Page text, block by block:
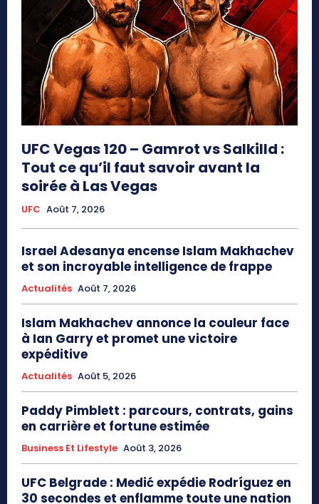
UFC Vegas 120 – Gamrot vs Salkilld :
Tout ce qu’il faut savoir avant la
soirée à Las Vegas
UFC Août 7, 2026
Israel Adesanya encense Islam Makhachev
et son incroyable intelligence de frappe
Actualités Août 7, 2026
Islam Makhachev annonce la couleur face
à Ian Garry et promet une victoire
expéditive
Actualités Août 5, 2026
Paddy Pimblett : parcours, contrats, gains
en carrière et fortune estimée
Business Et Lifestyle Août 3, 2026
UFC Belgrade : Medić expédie Rodríguez en
30 secondes et enflamme toute une nation